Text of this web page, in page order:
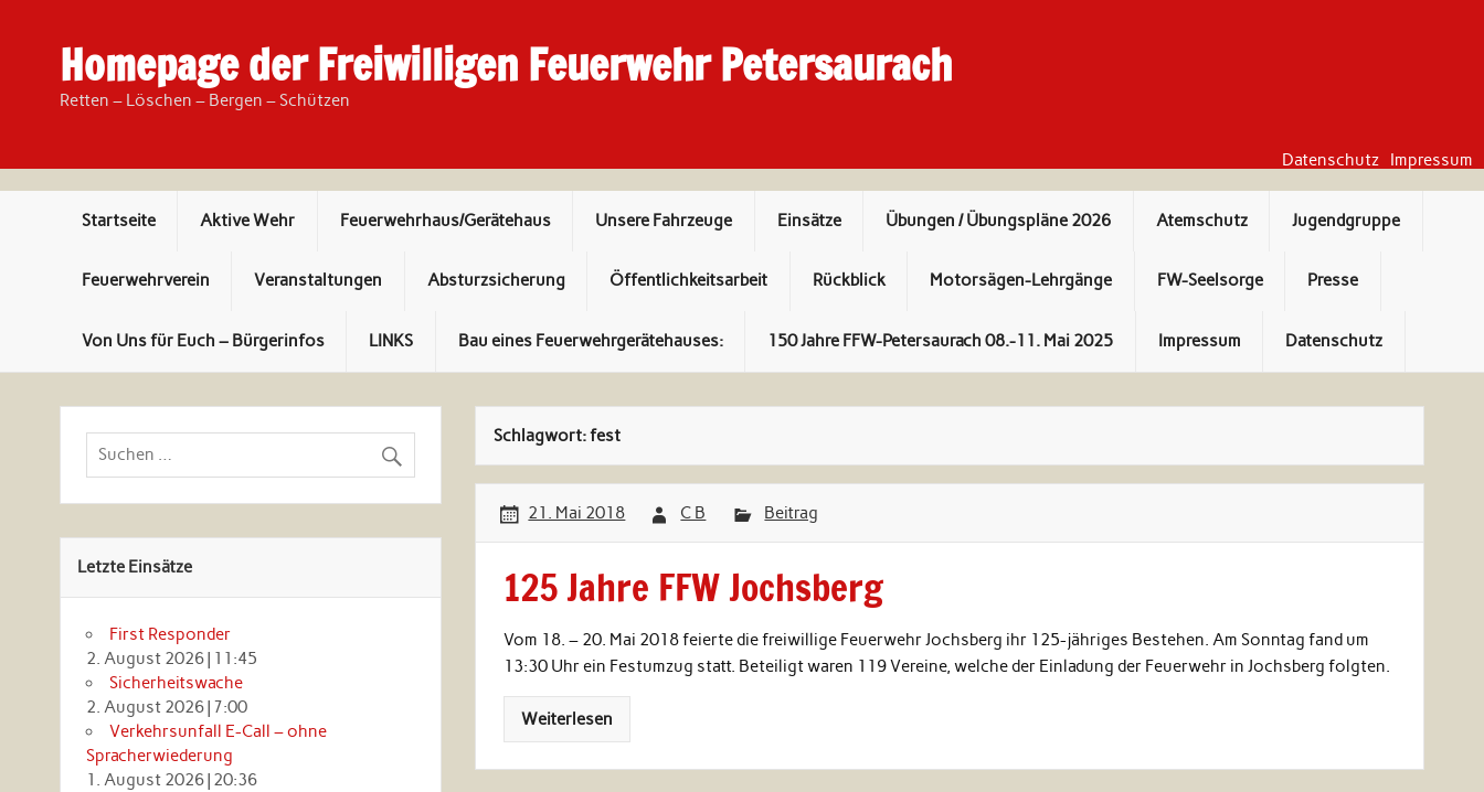
Homepage der Freiwilligen Feuerwehr Petersaurach
Retten – Löschen – Bergen – Schützen
Datenschutz Impressum
Startseite Aktive Wehr Feuerwehrhaus/Gerätehaus Unsere Fahrzeuge Einsätze Übungen / Übungspläne 2026 Atemschutz Jugendgruppe
Feuerwehrverein Veranstaltungen Absturzsicherung Öffentlichkeitsarbeit Rückblick Motorsägen-Lehrgänge FW-Seelsorge Presse
Von Uns für Euch – Bürgerinfos LINKS Bau eines Feuerwehrgerätehauses: 150 Jahre FFW-Petersaurach 08.-11. Mai 2025 Impressum Datenschutz
Schlagwort:fest
21. Mai 2018 C B Beitrag
125 Jahre FFW Jochsberg
Vom 18. – 20. Mai 2018 feierte die freiwillige Feuerwehr Jochsberg ihr 125-jähriges Bestehen. Am Sonntag fand um
13:30 Uhr ein Festumzug statt. Beteiligt waren 119 Vereine, welche der Einladung der Feuerwehr in Jochsberg folgten.
Weiterlesen
Letzte Einsätze
First Responder
2. August 2026| 11:45
Sicherheitswache
2. August 2026| 7:00
Verkehrsunfall E-Call – ohne
Spracherwiederung
1. August 2026| 20:36